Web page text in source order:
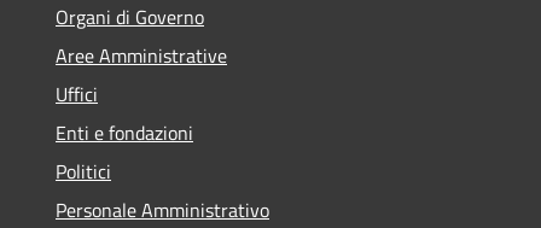
Organi di Governo
Aree Amministrative
Uffici
Enti e fondazioni
Politici
Personale Amministrativo